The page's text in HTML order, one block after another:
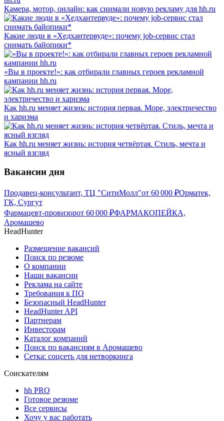
Камера, мотор, онлайн: как снимали новую рекламу для hh.ru
Какие люди в «Хедхантервуде»: почему job-сервис стал
снимать байопики*
«Вы в проекте!»: как отбирали главных героев рекламной
кампании hh.ru
Как hh.ru меняет жизнь: история первая. Море, электричество
и харизма
Как hh.ru меняет жизнь: история четвёртая. Стиль, мечта и
ясный взгляд
Вакансии дня
Продавец-консультант, ТЦ "СитиМолл"от 60 000 ₽Орматек,
ГК, Сургут
Фармацевт-провизорот 60 000 ₽ФАРМАКОПЕЙКА,
Аромашево
HeadHunter
Размещение вакансий
Поиск по резюме
О компании
Наши вакансии
Реклама на сайте
Требования к ПО
Безопасный HeadHunter
HeadHunter API
Партнерам
Инвесторам
Каталог компаний
Поиск по вакансиям в Аромашево
Сетка: соцсеть для нетворкинга
Соискателям
hh PRO
Готовое резюме
Все сервисы
Хочу у вас работать